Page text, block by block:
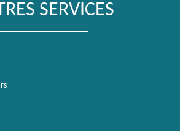
SERVICES